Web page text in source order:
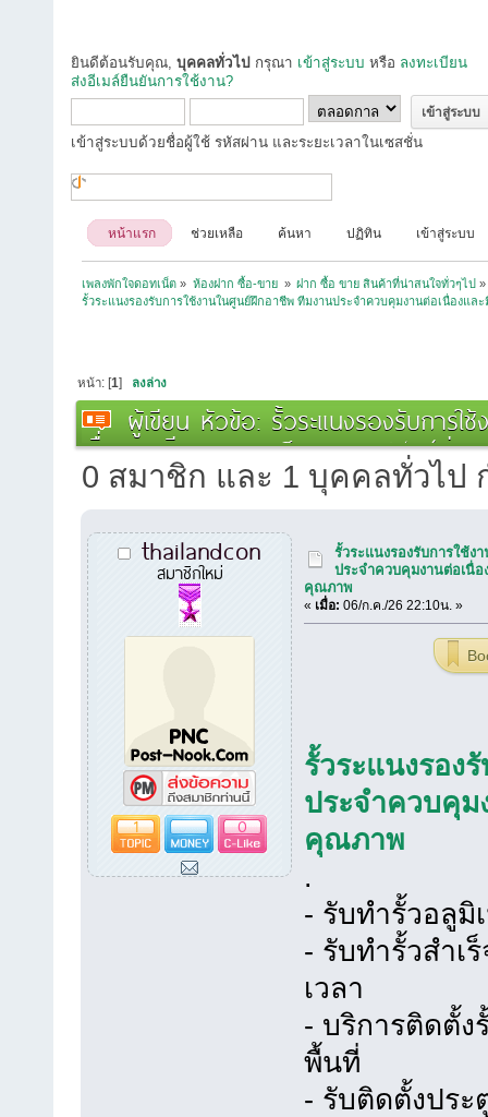
ยินดีต้อนรับคุณ, บุคคลทั่วไป กรุณา เข้าสู่ระบบ หรือ ลงทะเบียน
ส่งอีเมล์ยืนยันการใช้งาน?
เข้าสู่ระบบด้วยชื่อผู้ใช้ รหัสผ่าน และระยะเวลาในเซสชั่น
หน้าแรก ช่วยเหลือ ค้นหา ปฏิทิน เข้าสู่ระบบ
เพลงพักใจดอทเน็ต » ห้องฝาก ซื้อ-ขาย » ฝาก ซื้อ ขาย สินค้าที่น่าสนใจทั่วๆไป »
รั้วระแนงรองรับการใช้งานในศูนย์ฝึกอาชีพ ทีมงานประจำควบคุมงานต่อเนื่องแ
หน้า: [1] ลงล่าง
ผู้เขียน หัวข้อ: รั้วระแนงรองรับการ
เนื่องและมีระบบตรวจสอบคุณภาพ (อ่าน
0 สมาชิก และ 1 บุคคลทั่วไป
thailandcon
สมาชิกใหม่
1 0
รั้วระแนงรองรับการใช้
ประจำควบคุมงานต่อเนื่
คุณภาพ
« เมื่อ: 06/ก.ค./26 22:10น. »
รั้วระแนงรอง
ประจำควบคุม
คุณภาพ
.
- รับทำรั้วอลู
- รับทำรั้วสำเ
เวลา
- บริการติดตั้
พื้นที่
- รับติดตั้งปร